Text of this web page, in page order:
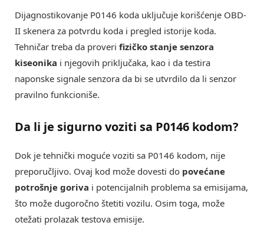
Dijagnostikovanje P0146 koda uključuje korišćenje OBD-
II skenera za potvrdu koda i pregled istorije koda.
Tehničar treba da proveri fizičko stanje senzora
kiseonika i njegovih priključaka, kao i da testira
naponske signale senzora da bi se utvrdilo da li senzor
pravilno funkcioniše.
Da li je sigurno voziti sa P0146 kodom?
Dok je tehnički moguće voziti sa P0146 kodom, nije
preporučljivo. Ovaj kod može dovesti do povećane
potrošnje goriva i potencijalnih problema sa emisijama,
što može dugoročno štetiti vozilu. Osim toga, može
otežati prolazak testova emisije.